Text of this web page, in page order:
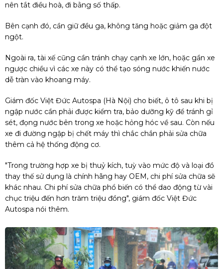
nên tắt điều hoà, đi bằng số thấp.
Bên cạnh đó, cần giữ đều ga, không tăng hoặc giảm ga đột
ngột.
Ngoài ra, tài xế cũng cần tránh chạy cạnh xe lớn, hoặc gần xe
ngược chiều vì các xe này có thể tạo sóng nước khiến nước
dễ tràn vào khoang máy.
Giám đốc Việt Đức Autospa (Hà Nội) cho biết, ô tô sau khi bị
ngập nước cần phải được kiểm tra, bảo dưỡng kỹ để tránh gỉ
sét, đọng nước bên trong xe hoặc hỏng hóc về sau. Còn nếu
xe đi đường ngập bị chết máy thì chắc chắn phải sửa chữa
thêm cả hệ thống động cơ.
"Trong trường hợp xe bị thuỷ kích, tuỳ vào mức độ và loại đồ
thay thế sử dụng là chính hãng hay OEM, chi phí sửa chữa sẽ
khác nhau. Chi phí sửa chữa phổ biến có thể dao động từ vài
chục triệu đến hơn trăm triệu đồng", giám đốc Việt Đức
Autospa nói thêm.